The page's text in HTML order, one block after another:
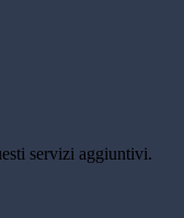
servizi aggiuntivi.